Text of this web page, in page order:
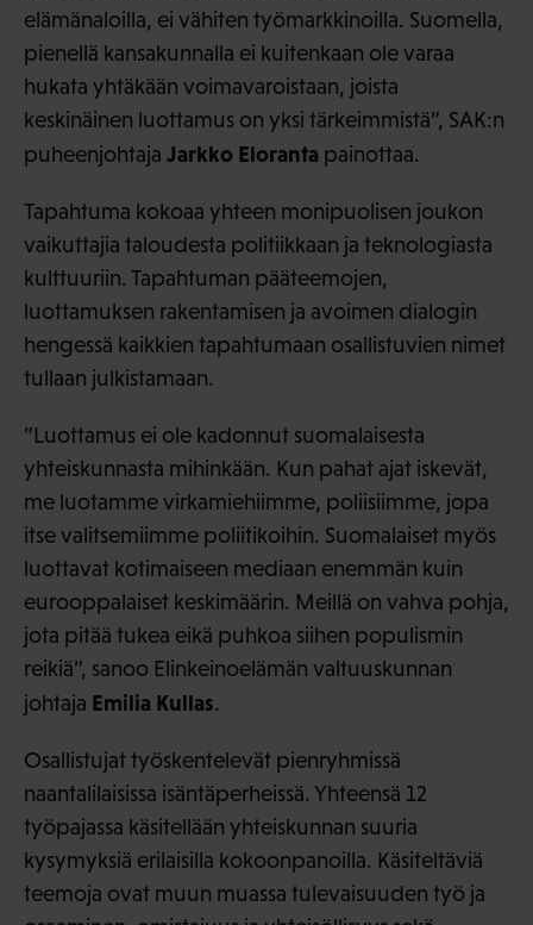
elämänaloilla, ei vähiten työmarkkinoilla. Suomella,
pienellä kansakunnalla ei kuitenkaan ole varaa
hukata yhtäkään voimavaroistaan, joista
keskinäinen luottamus on yksi tärkeimmistä”, SAK:n
puheenjohtaja Jarkko Eloranta painottaa.
Tapahtuma kokoaa yhteen monipuolisen joukon
vaikuttajia taloudesta politiikkaan ja teknologiasta
kulttuuriin. Tapahtuman pääteemojen,
luottamuksen rakentamisen ja avoimen dialogin
hengessä kaikkien tapahtumaan osallistuvien nimet
tullaan julkistamaan.
”Luottamus ei ole kadonnut suomalaisesta
yhteiskunnasta mihinkään. Kun pahat ajat iskevät,
me luotamme virkamiehiimme, poliisiimme, jopa
itse valitsemiimme poliitikoihin. Suomalaiset myös
luottavat kotimaiseen mediaan enemmän kuin
eurooppalaiset keskimäärin. Meillä on vahva pohja,
jota pitää tukea eikä puhkoa siihen populismin
reikiä”, sanoo Elinkeinoelämän valtuuskunnan
johtaja Emilia Kullas.
Osallistujat työskentelevät pienryhmissä
naantalilaisissa isäntäperheissä. Yhteensä 12
työpajassa käsitellään yhteiskunnan suuria
kysymyksiä erilaisilla kokoonpanoilla. Käsiteltäviä
teemoja ovat muun muassa tulevaisuuden työ ja